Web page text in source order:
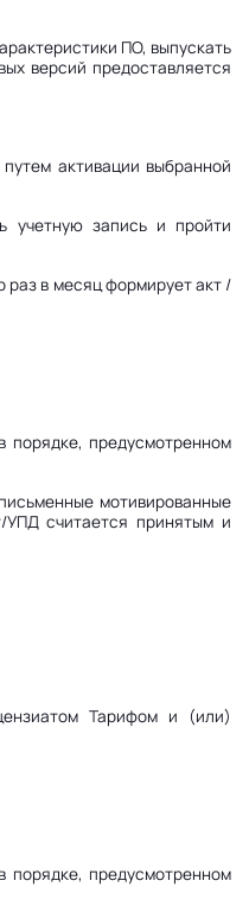
ПО, выпускать
версий предоставляется
активации выбранной
учетную запись и пройти
раз в месяц формирует акт /
порядке, предусмотренном
мотивированные
УПД считается принятым и
Тарифом и (или)
порядке, предусмотренном